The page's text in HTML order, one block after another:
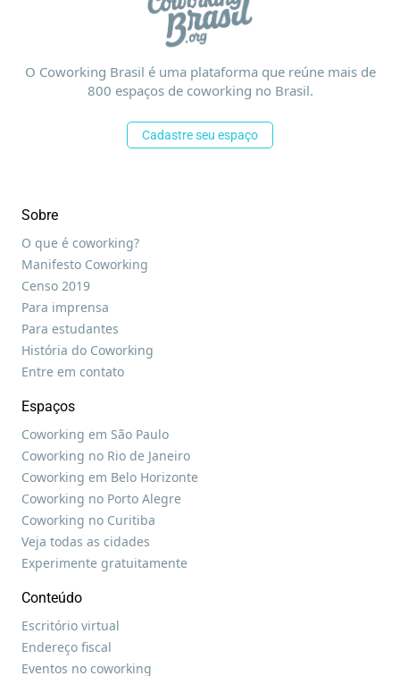
O Coworking Brasil é uma plataforma que reúne mais de
800 espaços de coworking no Brasil.
Cadastre seu espaço
Sobre
O que é coworking?
Manifesto Coworking
Censo 2019
Para imprensa
Para estudantes
História do Coworking
Entre em contato
Espaços
Coworking em São Paulo
Coworking no Rio de Janeiro
Coworking em Belo Horizonte
Coworking no Porto Alegre
Coworking no Curitiba
Veja todas as cidades
Experimente gratuitamente
Conteúdo
Escritório virtual
Endereço fiscal
Eventos no coworking